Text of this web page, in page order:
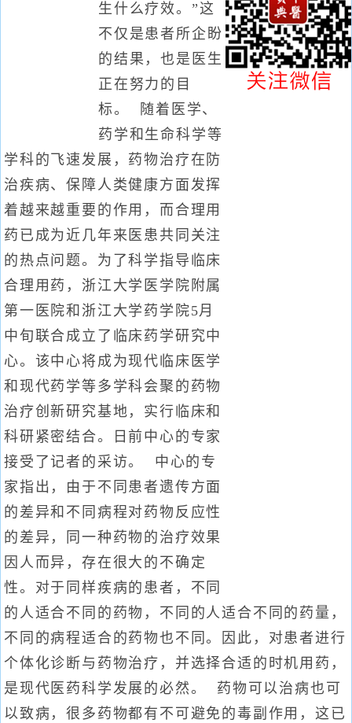
生什么疗效。”这
不仅是患者所企盼
的结果，也是医生
正在努力的目
标。 随着医学、
药学和生命科学等
学科的飞速发展，药物治疗在防
治疾病、保障人类健康方面发挥
着越来越重要的作用，而合理用
药已成为近几年来医患共同关注
的热点问题。为了科学指导临床
合理用药，浙江大学医学院附属
第一医院和浙江大学药学院5月
中旬联合成立了临床药学研究中
心。该中心将成为现代临床医学
和现代药学等多学科会聚的药物
治疗创新研究基地，实行临床和
科研紧密结合。日前中心的专家
接受了记者的采访。 中心的专
家指出，由于不同患者遗传方面
的差异和不同病程对药物反应性
的差异，同一种药物的治疗效果
因人而异，存在很大的不确定
性。对于同样疾病的患者，不同
的人适合不同的药物，不同的人适合不同的药量，
不同的病程适合的药物也不同。因此，对患者进行
个体化诊断与药物治疗，并选择合适的时机用药，
是现代医药科学发展的必然。 药物可以治病也可
以致病，很多药物都有不可避免的毒副作用，这已